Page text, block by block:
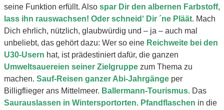
seine Funktion erfüllt. Also spar Dir den albernen Farbstoff,
lass ihn rauswachsen! Oder schneid‘ Dir ´ne Pläät. Mach
Dich ehrlich, nützlich, glaubwürdig und – ja – auch mal
unbeliebt, das gehört dazu: Wer so eine Reichweite bei den
U30-Usern hat, ist prädestiniert dafür, die ganzen
Umweltsauereien seiner Zielgruppe zum Thema zu
machen. Sauf-Reisen ganzer Abi-Jahrgänge per
Billigflieger ans Mittelmeer. Ballermann-Tourismus. Das
Saurauslassen in Wintersportorten. Pfandflaschen in die